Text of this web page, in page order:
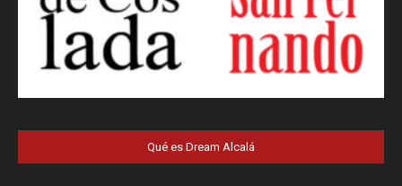
Qué es Dream Alcalá